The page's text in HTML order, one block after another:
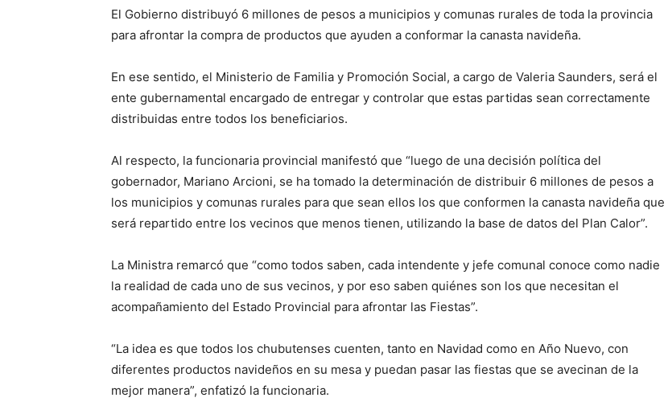
El Gobierno distribuyó 6 millones de pesos a municipios y comunas rurales de toda la provincia
para afrontar la compra de productos que ayuden a conformar la canasta navideña.
En ese sentido, el Ministerio de Familia y Promoción Social, a cargo de Valeria Saunders, será el
ente gubernamental encargado de entregar y controlar que estas partidas sean correctamente
distribuidas entre todos los beneficiarios.
Al respecto, la funcionaria provincial manifestó que “luego de una decisión política del
gobernador, Mariano Arcioni, se ha tomado la determinación de distribuir 6 millones de pesos a
los municipios y comunas rurales para que sean ellos los que conformen la canasta navideña que
será repartido entre los vecinos que menos tienen, utilizando la base de datos del Plan Calor”.
La Ministra remarcó que “como todos saben, cada intendente y jefe comunal conoce como nadie
la realidad de cada uno de sus vecinos, y por eso saben quiénes son los que necesitan el
acompañamiento del Estado Provincial para afrontar las Fiestas”.
“La idea es que todos los chubutenses cuenten, tanto en Navidad como en Año Nuevo, con
diferentes productos navideños en su mesa y puedan pasar las fiestas que se avecinan de la
mejor manera”, enfatizó la funcionaria.